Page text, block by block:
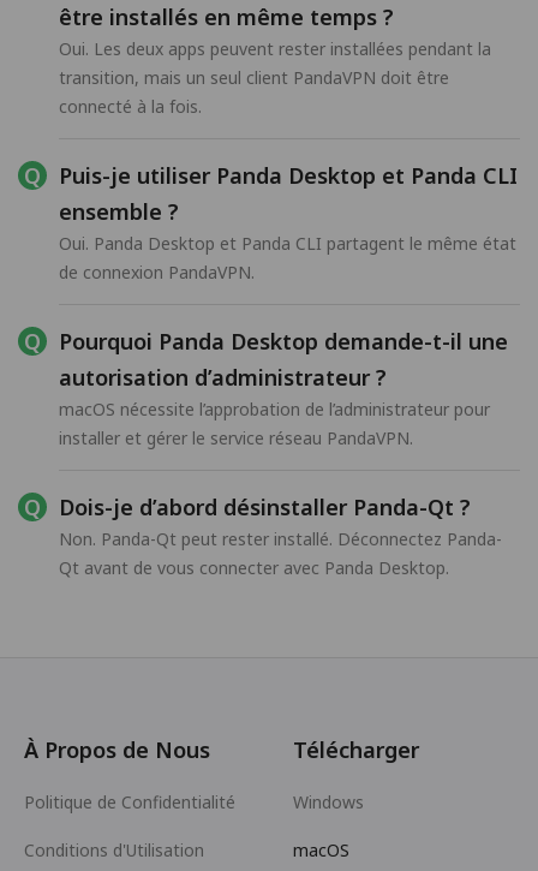
être installés en même temps ?
Oui. Les deux apps peuvent rester installées pendant la
transition, mais un seul client PandaVPN doit être
connecté à la fois.
Puis-je utiliser Panda Desktop et Panda CLI
ensemble ?
Oui. Panda Desktop et Panda CLI partagent le même état
de connexion PandaVPN.
Pourquoi Panda Desktop demande-t-il une
autorisation d’administrateur ?
macOS nécessite l’approbation de l’administrateur pour
installer et gérer le service réseau PandaVPN.
Dois-je d’abord désinstaller Panda-Qt ?
Non. Panda-Qt peut rester installé. Déconnectez Panda-
Qt avant de vous connecter avec Panda Desktop.
À Propos de Nous
Politique de Confidentialité
Conditions d'Utilisation
Télécharger
Windows
macOS